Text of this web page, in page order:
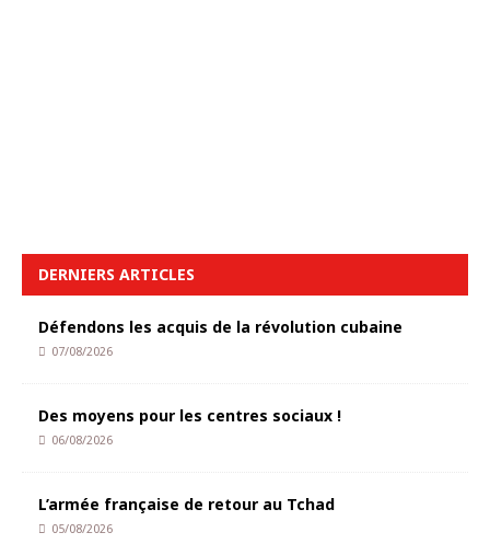
DERNIERS ARTICLES
Défendons les acquis de la révolution cubaine
07/08/2026
Des moyens pour les centres sociaux !
06/08/2026
L’armée française de retour au Tchad
05/08/2026